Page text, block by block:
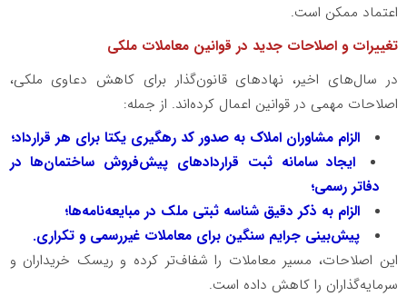
اعتماد ممکن است.
تغییرات و اصلاحات جدید در قوانین معاملات ملکی
در سال‌های اخیر، نهادهای قانون‌گذار برای کاهش دعاوی ملکی،
اصلاحات مهمی در قوانین اعمال کرده‌اند. از جمله:
الزام مشاوران املاک به صدور کد رهگیری یکتا برای هر قرارداد؛
ایجاد سامانه ثبت قراردادهای پیش‌فروش ساختمان‌ها در
دفاتر رسمی؛
الزام به ذکر دقیق شناسه ثبتی ملک در مبایعه‌نامه‌ها؛
پیش‌بینی جرایم سنگین برای معاملات غیررسمی و تکراری.
این اصلاحات، مسیر معاملات را شفاف‌تر کرده و ریسک خریداران و
سرمایه‌گذاران را کاهش داده است.